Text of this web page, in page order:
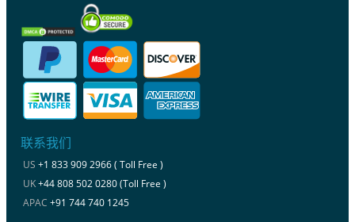
联系我们
US +1 833 909 2966 ( Toll Free )
UK+44 808 502 0280 (Toll Free )
APAC +91 744 740 1245